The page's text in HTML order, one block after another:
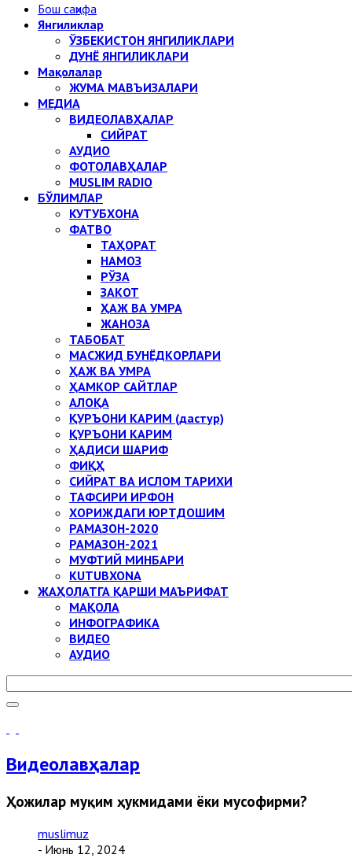
Бош саҳифа
Янгиликлар
ЎЗБЕКИСТОН ЯНГИЛИКЛАРИ
ДУНЁ ЯНГИЛИКЛАРИ
Мақолалар
ЖУМА МАВЪИЗАЛАРИ
МЕДИА
ВИДЕОЛАВҲАЛАР
СИЙРАТ
АУДИО
ФОТОЛАВҲАЛАР
MUSLIM RADIO
БЎЛИМЛАР
КУТУБХОНА
ФАТВО
ТАҲОРАТ
НАМОЗ
РЎЗА
ЗАКОТ
ҲАЖ ВА УМРА
ЖАНОЗА
ТАБОБАТ
МАСЖИД БУНЁДКОРЛАРИ
ҲАЖ ВА УМРА
ҲАМКОР САЙТЛАР
АЛОҚА
ҚУРЪОНИ КАРИМ (дастур)
ҚУРЪОНИ КАРИМ
ҲАДИСИ ШАРИФ
ФИҚҲ
СИЙРАТ ВА ИСЛОМ ТАРИХИ
ТАФСИРИ ИРФОН
ХОРИЖДАГИ ЮРТДОШИМ
РАМАЗОН-2020
РАМАЗОН-2021
МУФТИЙ МИНБАРИ
KUTUBXONA
ЖАҲОЛАТГА ҚАРШИ МАЪРИФАТ
МАҚОЛА
ИНФОГРАФИКА
ВИДЕО
АУДИО
Видеолавҳалар
Ҳожилар муқим ҳукмидами ёки мусофирми?
muslimuz
- Июнь 12, 2024